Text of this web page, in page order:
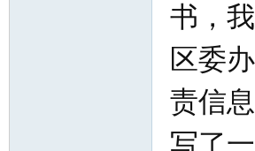
书，
区委
责信
写了